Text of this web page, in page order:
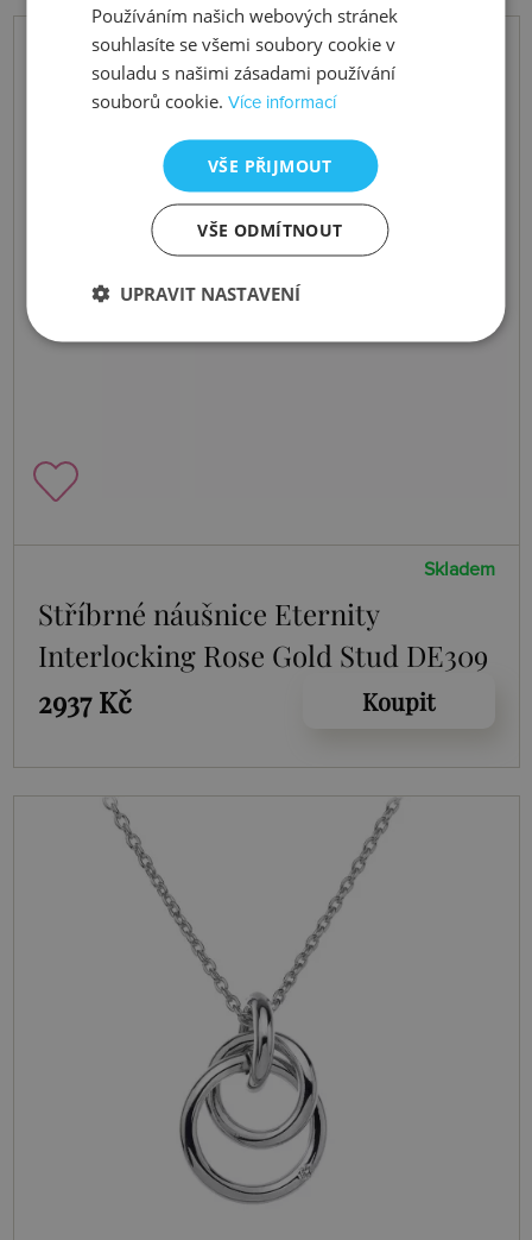
Skladem
Stříbrné náušnice Eternity
Interlocking Rose Gold Stud DE309
2937 Kč
Koupit
Používáním našich webových stránek
souhlasíte se všemi soubory cookie v
souladu s našimi zásadami používání
souborů cookie.Více informací
VŠE PŘIJMOUT
VŠE ODMÍTNOUT
UPRAVIT NASTAVENÍ